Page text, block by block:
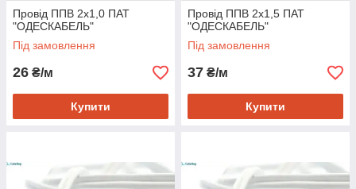
Провід ППВ 2х1,0 ПАТ
"ОДЕСКАБЕЛЬ"
Під замовлення
26 ₴/м
Купити
Провід ППВ 2х1,5 ПАТ
"ОДЕСКАБЕЛЬ"
Під замовлення
37 ₴/м
Купити